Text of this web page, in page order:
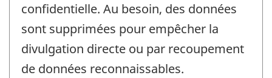
confidentielle. Au besoin, des données
sont supprimées pour empêcher la
divulgation directe ou par recoupement
de données reconnaissables.